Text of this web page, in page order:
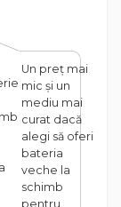
Un preț mai
mic și un
mediu mai
curat dacă
alegi să oferi
bateria
veche la
schimb
pentru